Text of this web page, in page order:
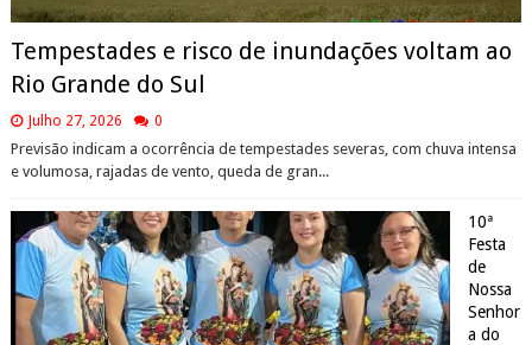
Tempestades e risco de inundações voltam ao
Rio Grande do Sul
Julho 27, 2026 0
Previsão indicam a ocorrência de tempestades severas, com chuva intensa
e volumosa, rajadas de vento, queda de gran...
10ª
Festa
de
Nossa
Senhor
a do